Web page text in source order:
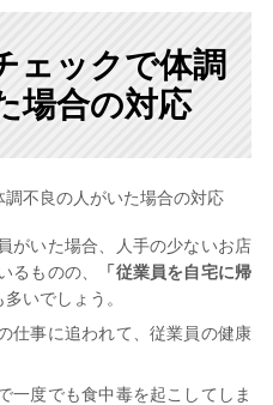
ェックで体調
場合の対応
がいた場合、人手の少ないお店
るものの、
「従業員を自宅に帰
いでしょう。
仕事に追われて、従業員の健康
一度でも食中毒を起こしてしま